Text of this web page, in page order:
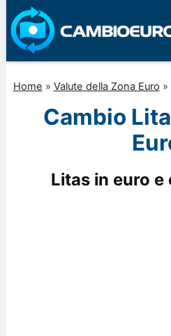
Home » Valute della Zona Euro »
Cambio
Litas in euro e